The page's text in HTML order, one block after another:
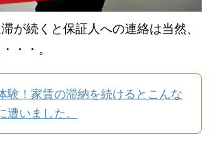
が続くと保証人への連絡は当然、
・・。
験！家賃の滞納を続けるとこんな
遭いました。